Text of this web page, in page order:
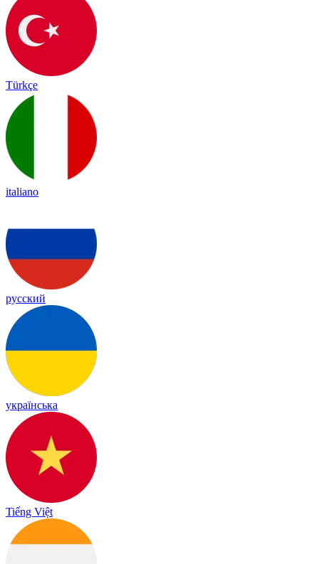
Türkçe
italiano
русский
українська
Tiếng Việt